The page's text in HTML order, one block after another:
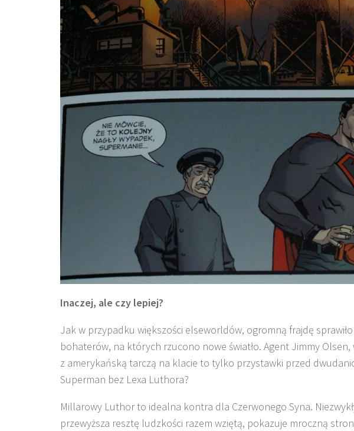
Inaczej, ale czy lepiej?
Jak w przypadku większości elseworldów, ogromną frajdę
bohaterów, na których rzucono nowe światło. Agent Jimmy
z amerykańską tarczą na klacie to tylko przystawki przed
Superman bez Lexa Luthora?
Millarowy Luthor to idealna kontra dla Czerwonego Syna.
przewyższa resztę ludzkości razem wziętą, pokazuje mroczną